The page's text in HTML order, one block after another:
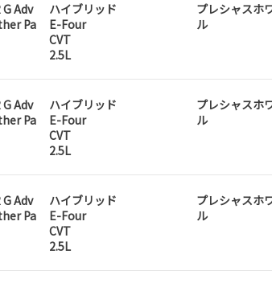
G Adv
Pa
ハイブリッド
E-Four
CVT
2.5L
プレシャスホ
ル
G Adv
Pa
ハイブリッド
E-Four
CVT
2.5L
プレシャスホ
ル
G Adv
Pa
ハイブリッド
E-Four
CVT
2.5L
プレシャスホ
ル